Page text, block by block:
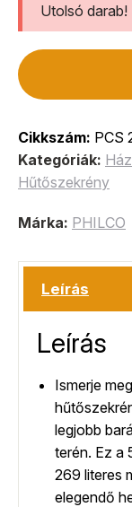
Utolsó darab!
Cikkszám: PCS
Kategóriák:
Hűtőszekrény
Márka: PHILCO
Leírás
Leírás
Ismerje
legjobb
terén. Ez a
269 literes
elegendő